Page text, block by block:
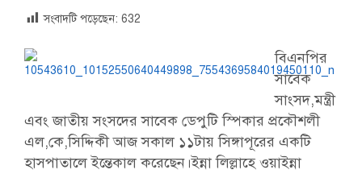
সংবাদটি পড়েছেন: 632
বিএনপির
সাবেক
সাংসদ,মন্ত্রী
এবং জাতীয় সংসদের সাবেক ডেপুটি স্পিকার প্রকৌশলী
এল,কে,সিদ্দিকী আজ সকাল ১১টায় সিঙ্গাপূরের একটি
হাসপাতালে ইন্তেকাল করেছেন।ইন্না লিল্লাহে ওয়াইন্না